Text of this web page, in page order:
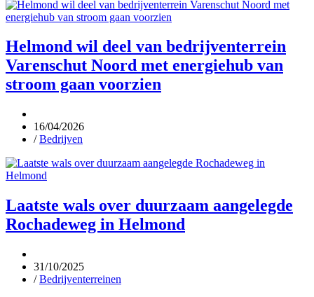
Helmond wil deel van bedrijventerrein
Varenschut Noord met energiehub van
stroom gaan voorzien
16/04/2026
/ Bedrijven
Laatste wals over duurzaam aangelegde
Rochadeweg in Helmond
31/10/2025
/ Bedrijventerreinen